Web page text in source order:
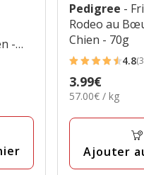
-
Pedigree -
Rodeo au
Chien - 70g
4.8
étoiles
avec
33
4.8
Prix
3.99€
3.99€
57.00€
Kg
57.00€ / kg
Ajouter